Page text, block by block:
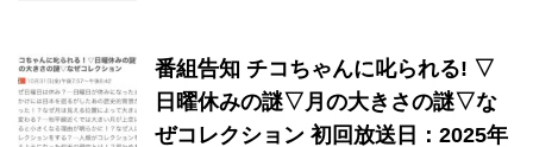
番組告知 チコちゃんに叱られる! ▽
日曜休みの謎▽月の大きさの謎▽な
ぜコレクション 初回放送日：2025年